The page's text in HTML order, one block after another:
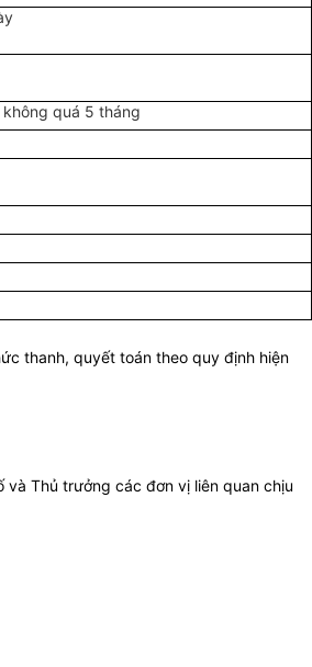
không quá 5 tháng
thanh, quyết toán theo quy định hiện
và Thủ trưởng các đơn vị liên quan chịu